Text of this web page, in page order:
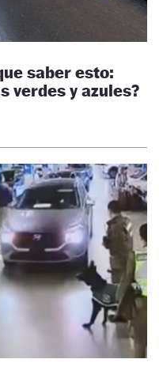
saber esto:
verdes y azules?